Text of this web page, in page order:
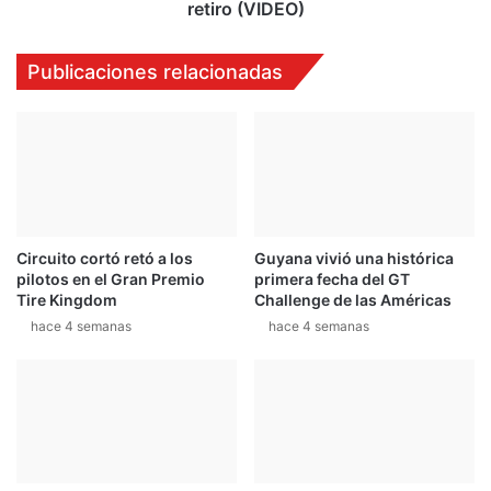
o
u
o
n
S
retiro (VIDEO)
Publicaciones relacionadas
Circuito cortó retó a los
pilotos en el Gran Premio
Tire Kingdom
hace 4 semanas
Guyana vivió una histórica
primera fecha del GT
Challenge de las Américas
hace 4 semanas